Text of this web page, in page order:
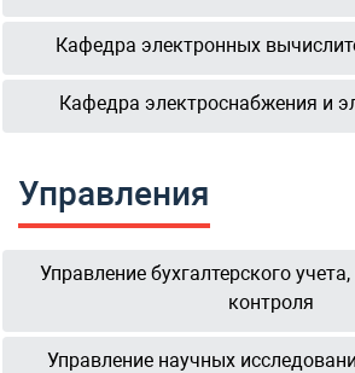
Кафедра электронных
Кафедра электроснабжения и
Управления
Управление бухгалтерского
контроля
Управление научных